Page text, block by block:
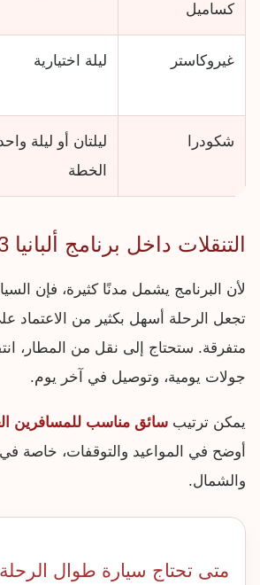
كساميل
غيروكاستر ليلة اختيارية
شكودرا
ليلتان أو ليلة
الخطة
التنقلات داخل برنامج ألبانيا 13 يوم
لأن البرنامج يشمل مدنًا كثيرة، فإن
تجعل الرحلة أسهل بكثير من الاعتماد
متفرقة. ستحتاج إلى نقل من المطار،
جولات يومية، وتوصيل في آخر يوم.
يمكن ترتيب سائق مناسب للمسافرين
أوضح في المواعيد والتوقفات، خاصة
والشمال.
متى تحتاج سيارة طوال